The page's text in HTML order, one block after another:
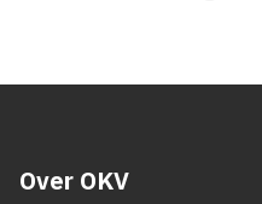
Over OKV